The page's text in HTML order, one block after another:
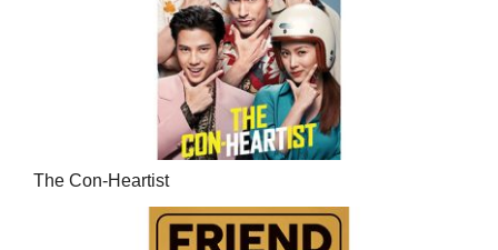
The Con-Heartist